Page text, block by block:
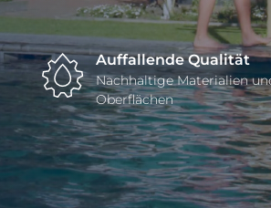
Auffallende Qualität
Nachhaltige Materialien
Oberflächen